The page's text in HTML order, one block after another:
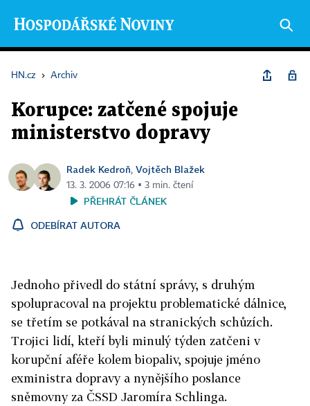
HN.cz › Archiv
Korupce: zatčené spojuje
ministerstvo dopravy
Radek Kedroň, Vojtěch Blažek
13. 3. 2006 07:16 ▪ 3 min. čtení
PŘEHRÁT ČLÁNEK
ODEBÍRAT AUTORA
Jednoho přivedl do státní správy, s druhým
spolupracoval na projektu problematické dálnice,
se třetím se potkával na stranických schůzích.
Trojici lidí, kteří byli minulý týden zatčeni v
korupční aféře kolem biopaliv, spojuje jméno
exministra dopravy a nynějšího poslance
sněmovny za ČSSD Jaromíra Schlinga.